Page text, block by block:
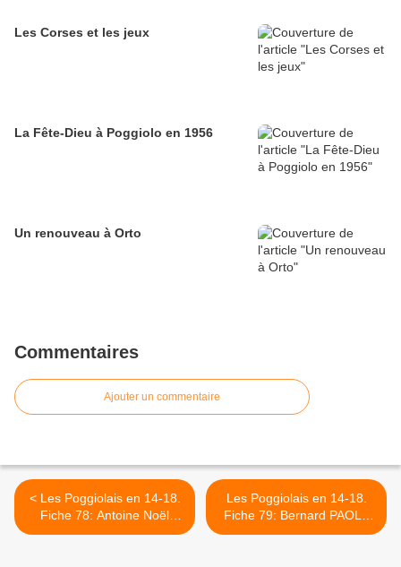
Les Corses et les jeux
La Fête-Dieu à Poggiolo en 1956
Un renouveau à Orto
Commentaires
Ajouter un commentaire
< Les Poggiolais en 14-18.
Fiche 78: Antoine Noël
PAOLI, en grande faiblesse
Les Poggiolais en 14-18.
Fiche 79: Bernard PAOLI,
instituteur exemplaire >